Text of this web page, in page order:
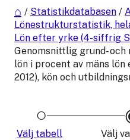
/ Statistikdatabasen /
Lönestrukturstatistik,
Lön efter yrke (4-siffrig
Genomsnittlig grund- och
lön i procent av mäns
2012), kön och
Välj tabell Välj